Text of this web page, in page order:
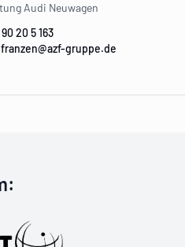
Audi Neuwagen
20 5 163
gruppe.de
Klimapakt Flensburg
: